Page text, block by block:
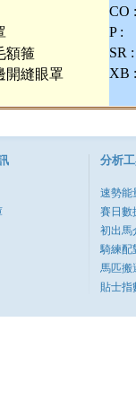
CO :
P :
額箍
SR :
開縫眼罩
XB :
分析
速勢能
賽日數
初出馬
騎練配
馬匹搬
貼士指